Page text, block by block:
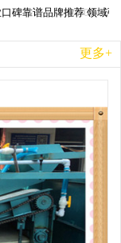
2026-06-26
碑靠谱品牌推荐 领域
更多+